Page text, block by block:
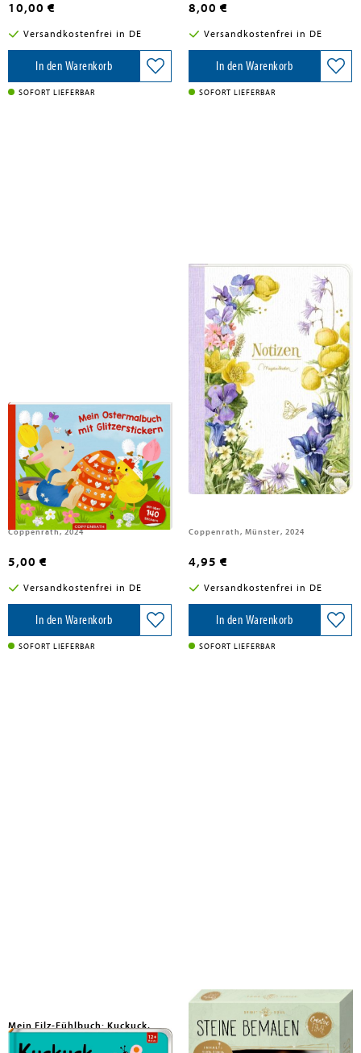
10,00 €
Versandkostenfrei in DE
In den Warenkorb
SOFORT LIEFERBAR
8,00 €
Versandkostenfrei in DE
In den Warenkorb
SOFORT LIEFERBAR
Mein Ostermalbuch mit
Glitzerstickern
Coppenrath, 2024
5,00 €
Versandkostenfrei in DE
In den Warenkorb
SOFORT LIEFERBAR
Notizhefte DIN A5
Coppenrath, Münster, 2024
4,95 €
Versandkostenfrei in DE
In den Warenkorb
SOFORT LIEFERBAR
Mein Filz-Fühlbuch: Kuckuck,
kleines Küken!
Steine bemalen